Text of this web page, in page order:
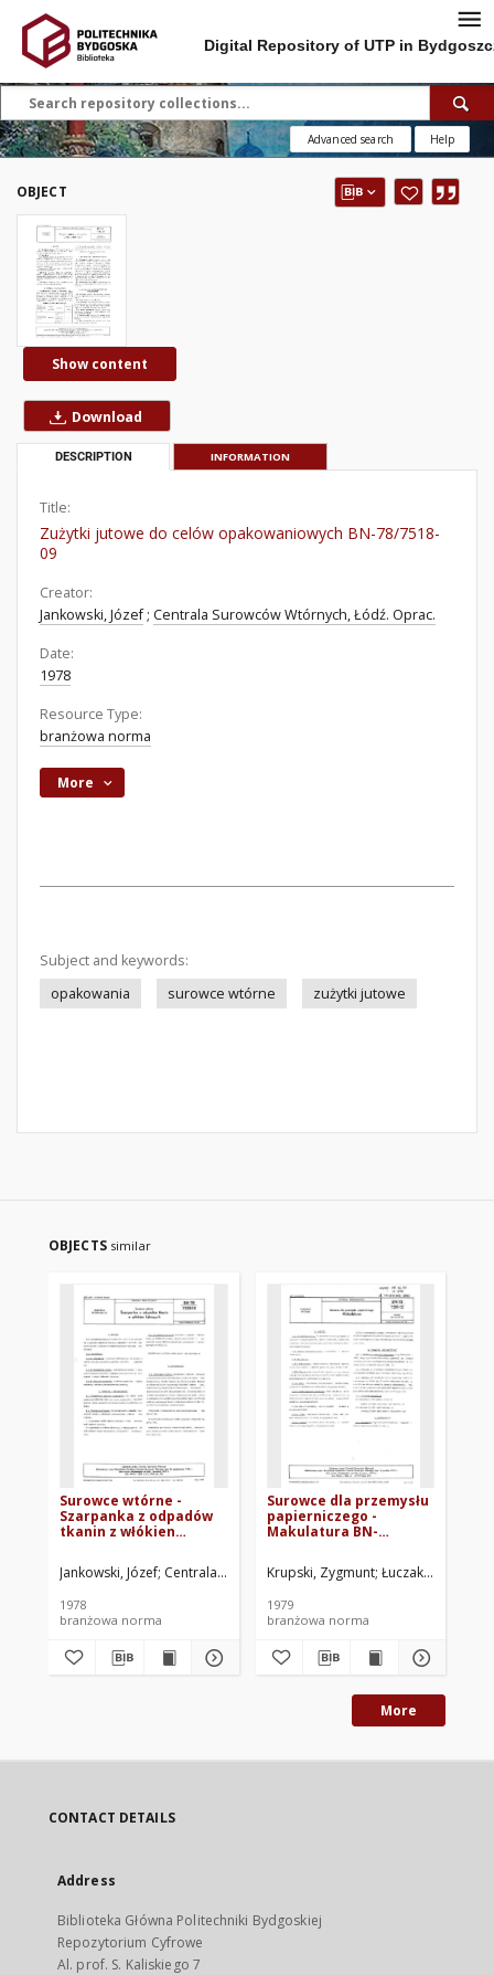
Digital Repository of UTP in
Advanced search Help
OBJECT
Show content
Download
DESCRIPTION INFORMATION
Title:
Zużytki jutowe do celów opakowaniowych BN-78/7518-
09
Creator:
Jankowski, Józef ; Centrala Surowców Wtórnych, Łódź. Oprac.
Date:
1978
Resource Type:
branżowa norma
More
Subject and keywords:
opakowania
surowce wtórne zużytki jutowe
OBJECTS similar
Surowce wtórne -
Szarpanka z odpadów
tkanin z włókien
Jankowski, Józef Centrala Surowców Wtórnych, Łódź. Oprac.
1978
branżowa norma
Surowce dla przemysłu
papierniczego -
Makulatura BN-
Krupski, Zygmunt Łuczak, Jerzy
1979
branżowa norma
More
CONTACT DETAILS
Address
Biblioteka Główna Politechniki Bydgoskiej
Repozytorium Cyfrowe
Al. prof. S. Kaliskiego 7